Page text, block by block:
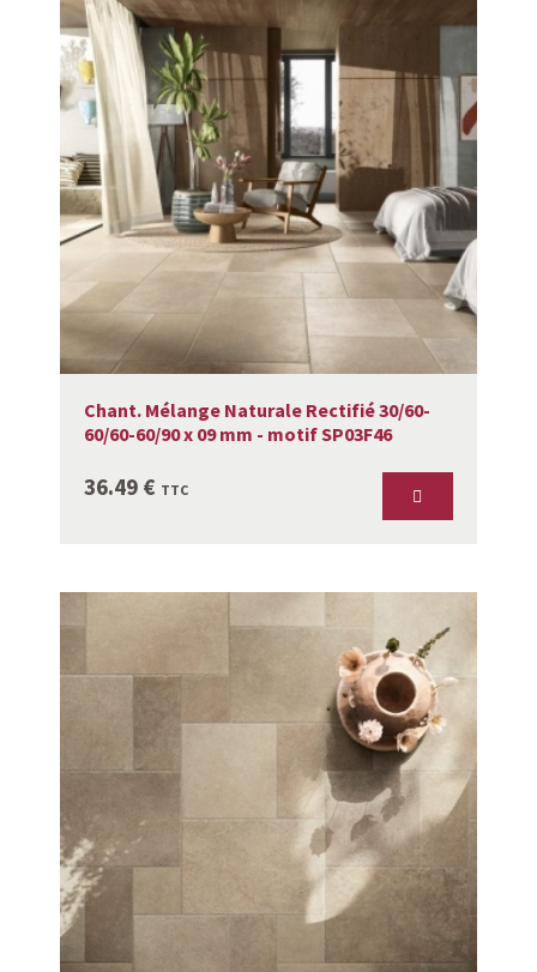
Chant. Mélange Naturale Rectifié 30/60-
60/60-60/90 x 09 mm - motif SP03F46
36.49 € TTC